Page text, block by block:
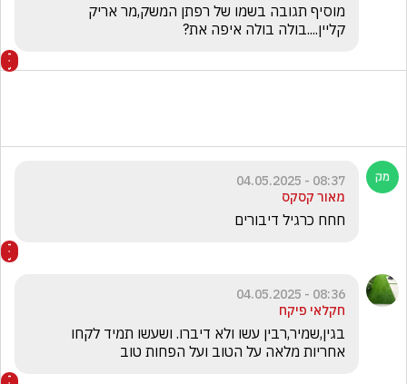
קליין....בולה בולה איפה את?
08:37 - 04.05.2025
מאור קסקס
חחח כרגיל דיבורים
08:36 - 04.05.2025
חקלאי פיקח
אחריות מלאה על הטוב ועל הפחות טוב